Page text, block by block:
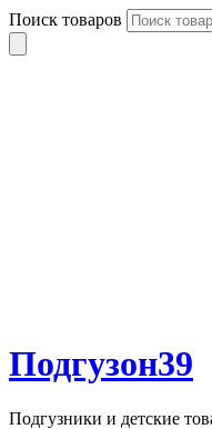
Поиск товаров
Подгузон39
Подгузники и детские